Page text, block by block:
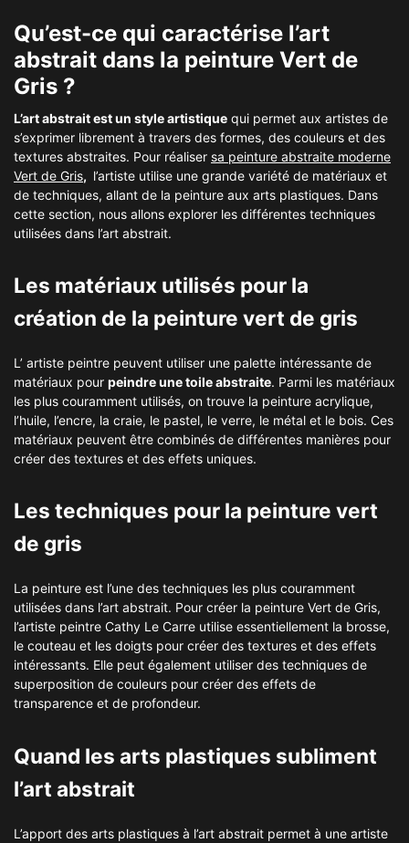
Qu’est-ce qui caractérise l’art
abstrait dans la peinture Vert de
Gris ?
L’art abstrait est un style artistique qui permet aux artistes de
s’exprimer librement à travers des formes, des couleurs et des
textures abstraites. Pour réaliser sa peinture abstraite moderne
Vert de Gris, l’artiste utilise une grande variété de matériaux et
de techniques, allant de la peinture aux arts plastiques. Dans
cette section, nous allons explorer les différentes techniques
utilisées dans l’art abstrait.
Les matériaux utilisés pour la
création de la peinture vert de gris
L’ artiste peintre peuvent utiliser une palette intéressante de
matériaux pour peindre une toile abstraite. Parmi les matériaux
les plus couramment utilisés, on trouve la peinture acrylique,
l’huile, l’encre, la craie, le pastel, le verre, le métal et le bois. Ces
matériaux peuvent être combinés de différentes manières pour
créer des textures et des effets uniques.
Les techniques pour la peinture vert
de gris
La peinture est l’une des techniques les plus couramment
utilisées dans l’art abstrait. Pour créer la peinture Vert de Gris,
l’artiste peintre Cathy Le Carre utilise essentiellement la brosse,
le couteau et les doigts pour créer des textures et des effets
intéressants. Elle peut également utiliser des techniques de
superposition de couleurs pour créer des effets de
transparence et de profondeur.
Quand les arts plastiques subliment
l’art abstrait
L’apport des arts plastiques à l’art abstrait permet à une artiste